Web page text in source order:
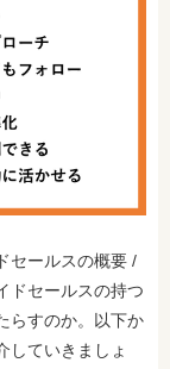
セールスの概要 /
ドセールスの持つ
らすのか。以下か
していきましょ